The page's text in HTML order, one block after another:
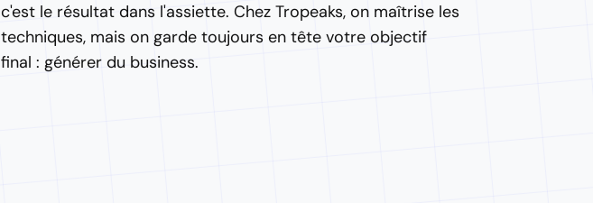
c'est le résultat dans l'assiette. Chez Tropeaks, on maîtrise les
techniques, mais on garde toujours en tête votre objectif
final : générer du business.